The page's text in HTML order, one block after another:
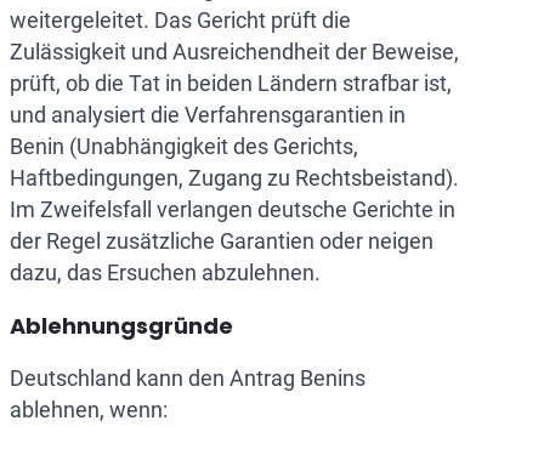
weitergeleitet. Das Gericht prüft die
Zulässigkeit und Ausreichendheit der Beweise,
prüft, ob die Tat in beiden Ländern strafbar ist,
und analysiert die Verfahrensgarantien in
Benin (Unabhängigkeit des Gerichts,
Haftbedingungen, Zugang zu Rechtsbeistand).
Im Zweifelsfall verlangen deutsche Gerichte in
der Regel zusätzliche Garantien oder neigen
dazu, das Ersuchen abzulehnen.
Ablehnungsgründe
Deutschland kann den Antrag Benins
ablehnen, wenn: